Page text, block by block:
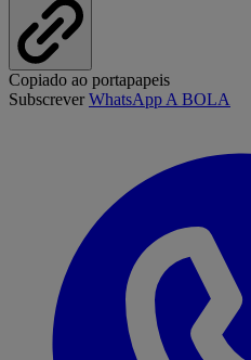
Copiado ao portapapeis
SubscreverWhatsApp A BOLA